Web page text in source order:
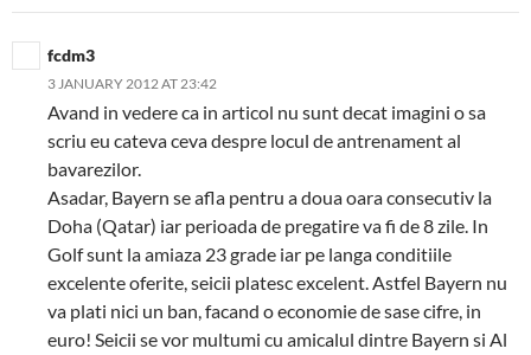
fcdm3
3 JANUARY 2012 AT 23:42
Avand in vedere ca in articol nu sunt decat imagini o sa
scriu eu cateva ceva despre locul de antrenament al
bavarezilor.
Asadar, Bayern se afla pentru a doua oara consecutiv la
Doha (Qatar) iar perioada de pregatire va fi de 8 zile. In
Golf sunt la amiaza 23 grade iar pe langa conditiile
excelente oferite, seicii platesc excelent. Astfel Bayern nu
va plati nici un ban, facand o economie de sase cifre, in
euro! Seicii se vor multumi cu amicalul dintre Bayern si Al